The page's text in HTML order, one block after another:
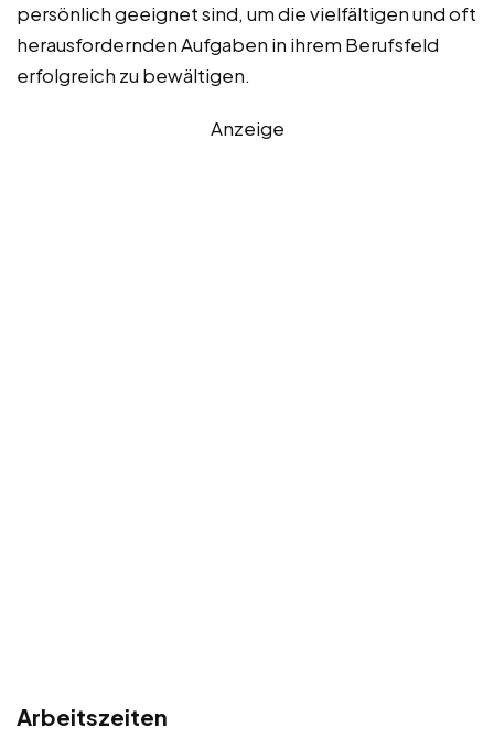
persönlich geeignet sind, um die vielfältigen und oft
herausfordernden Aufgaben in ihrem Berufsfeld
erfolgreich zu bewältigen.
Anzeige
Arbeitszeiten